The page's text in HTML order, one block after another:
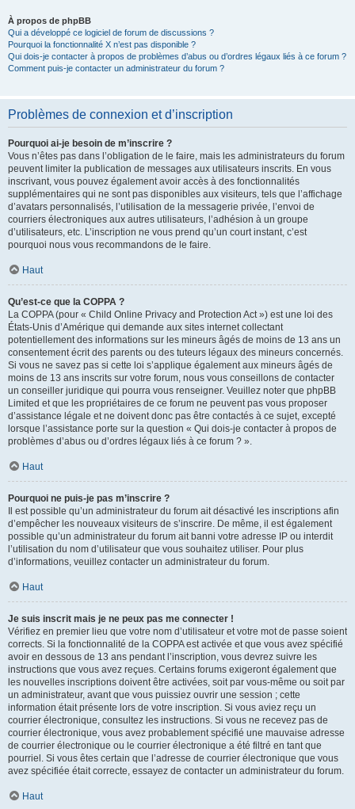
À propos de phpBB
Qui a développé ce logiciel de forum de discussions ?
Pourquoi la fonctionnalité X n’est pas disponible ?
Qui dois-je contacter à propos de problèmes d’abus ou d’ordres légaux liés à ce forum ?
Comment puis-je contacter un administrateur du forum ?
Problèmes de connexion et d’inscription
Pourquoi ai-je besoin de m’inscrire ?
Vous n’êtes pas dans l’obligation de le faire, mais les administrateurs du forum
peuvent limiter la publication de messages aux utilisateurs inscrits. En vous
inscrivant, vous pouvez également avoir accès à des fonctionnalités
supplémentaires qui ne sont pas disponibles aux visiteurs, tels que l’affichage
d’avatars personnalisés, l’utilisation de la messagerie privée, l’envoi de
courriers électroniques aux autres utilisateurs, l’adhésion à un groupe
d’utilisateurs, etc. L’inscription ne vous prend qu’un court instant, c’est
pourquoi nous vous recommandons de le faire.
Haut
Qu’est-ce que la COPPA ?
La COPPA (pour « Child Online Privacy and Protection Act ») est une loi des
États-Unis d’Amérique qui demande aux sites internet collectant
potentiellement des informations sur les mineurs âgés de moins de 13 ans un
consentement écrit des parents ou des tuteurs légaux des mineurs concernés.
Si vous ne savez pas si cette loi s’applique également aux mineurs âgés de
moins de 13 ans inscrits sur votre forum, nous vous conseillons de contacter
un conseiller juridique qui pourra vous renseigner. Veuillez noter que phpBB
Limited et que les propriétaires de ce forum ne peuvent pas vous proposer
d’assistance légale et ne doivent donc pas être contactés à ce sujet, excepté
lorsque l’assistance porte sur la question « Qui dois-je contacter à propos de
problèmes d’abus ou d’ordres légaux liés à ce forum ? ».
Haut
Pourquoi ne puis-je pas m’inscrire ?
Il est possible qu’un administrateur du forum ait désactivé les inscriptions afin
d’empêcher les nouveaux visiteurs de s’inscrire. De même, il est également
possible qu’un administrateur du forum ait banni votre adresse IP ou interdit
l’utilisation du nom d’utilisateur que vous souhaitez utiliser. Pour plus
d’informations, veuillez contacter un administrateur du forum.
Haut
Je suis inscrit mais je ne peux pas me connecter !
Vérifiez en premier lieu que votre nom d’utilisateur et votre mot de passe soient
corrects. Si la fonctionnalité de la COPPA est activée et que vous avez spécifié
avoir en dessous de 13 ans pendant l’inscription, vous devrez suivre les
instructions que vous avez reçues. Certains forums exigeront également que
les nouvelles inscriptions doivent être activées, soit par vous-même ou soit par
un administrateur, avant que vous puissiez ouvrir une session ; cette
information était présente lors de votre inscription. Si vous aviez reçu un
courrier électronique, consultez les instructions. Si vous ne recevez pas de
courrier électronique, vous avez probablement spécifié une mauvaise adresse
de courrier électronique ou le courrier électronique a été filtré en tant que
pourriel. Si vous êtes certain que l’adresse de courrier électronique que vous
avez spécifiée était correcte, essayez de contacter un administrateur du forum.
Haut